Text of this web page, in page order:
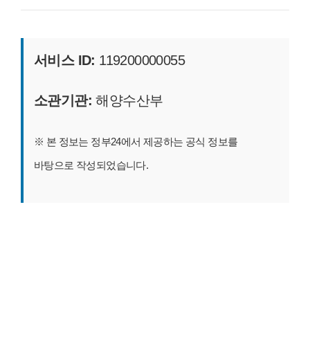
서비스 ID: 119200000055
소관기관: 해양수산부
※ 본 정보는 정부24에서 제공하는 공식 정보를
바탕으로 작성되었습니다.